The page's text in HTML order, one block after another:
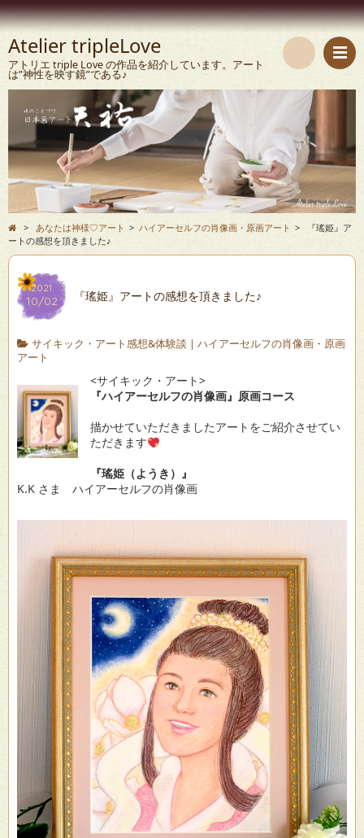
Atelier tripleLove
アトリエ triple Love の作品を紹介しています。アート
は”神性を映す鏡”である♪
検
> あなたは神様♡アート > ハイアーセルフの肖像画・原画アート >
『瑤姫』ア
ートの感想を頂きました♪
2021
10/02 『瑤姫』アートの感想を頂きました♪
サイキック・アート感想&体験談 | ハイアーセルフの肖像画・原画
アート
<サイキック・アート>
『ハイアーセルフの肖像画』原画コース
描かせていただきましたアートをご紹介させてい
ただきます
『瑤姫（ようき）』
K.K さま ハイアーセルフの肖像画